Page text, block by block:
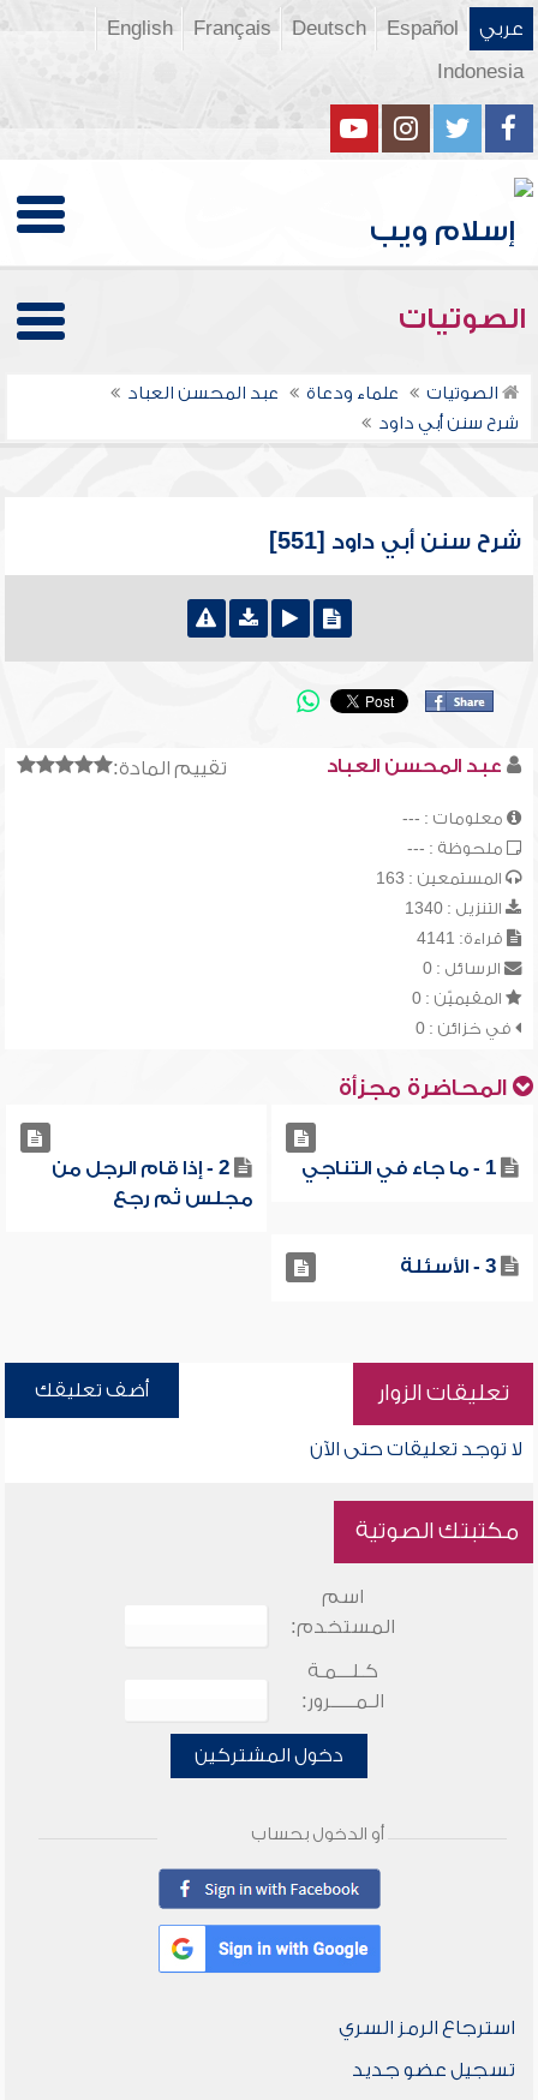
عربي Español
Deutsch
Français
English
Indonesia
الصوتيات
الصوتيات علماء ودعاة
عبد المحسن العباد
شرح سنن أبي داود
شرح سنن أبي داود [551]
تقييم المادة: عبد المحسن العباد
معلومات : ---
ملحوظة : ---
المستمعين : 163
التنزيل : 1340
قراءة: 4141
الرسائل : 0
المقيميّن : 0
في خزائن : 0
المحاضرة مجزأة
1 - ما جاء في التناجي
2 - إذا قام الرجل من
مجلس ثم رجع
3 - الأسئلة
تعليقات الزوار أضف تعليقك
لا توجد تعليقات حتى الآن
مكتبتك الصوتية
اسم
المستخدم:
كـلـــمـة
الـمـــــرور:
دخول المشتركين
أو الدخول بحساب
استرجاع الرمز السري
تسجيل عضو جديد